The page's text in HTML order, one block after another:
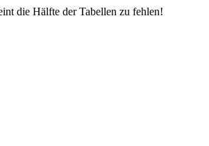
die Hälfte der Tabellen zu fehlen!